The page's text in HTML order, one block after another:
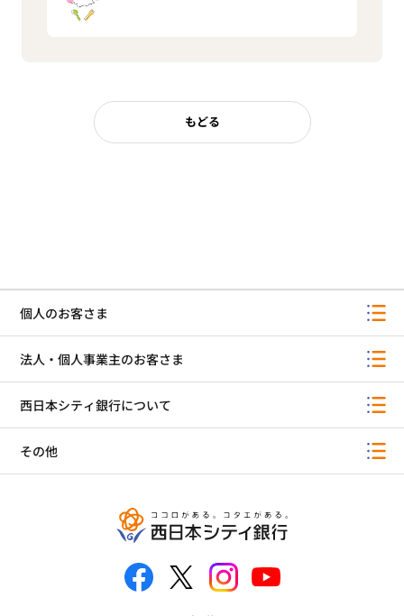
もどる
個人のお客さま
法人・個人事業主のお客さま
西日本シティ銀行について
その他